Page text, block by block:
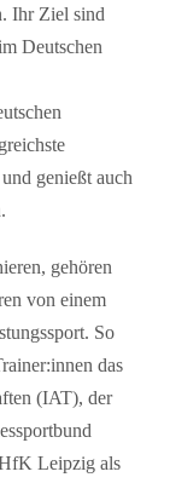
Ihr Ziel sind
Deutschen
genießt auch
gehören
von einem
So
das
(IAT), der
Leipzig als